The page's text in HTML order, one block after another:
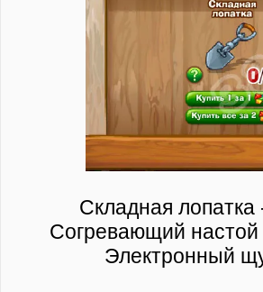
Складная
Согревающий настой
Электронный